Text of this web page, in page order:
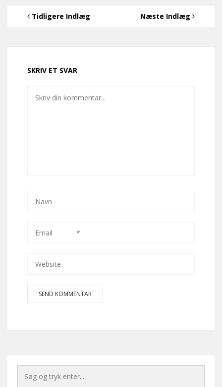
Tidligere Indlæg Næste Indlæg
SKRIV ET SVAR